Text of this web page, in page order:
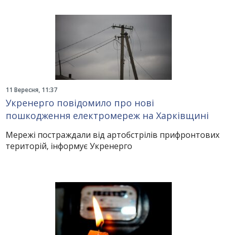
11 Вересня, 11:37
Укренерго повідомило про нові
пошкодження електромереж на Харківщині
Мережі постраждали від артобстрілів прифронтових
територій, інформує Укренерго